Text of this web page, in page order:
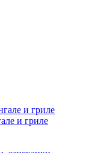
и гриле
и гриле